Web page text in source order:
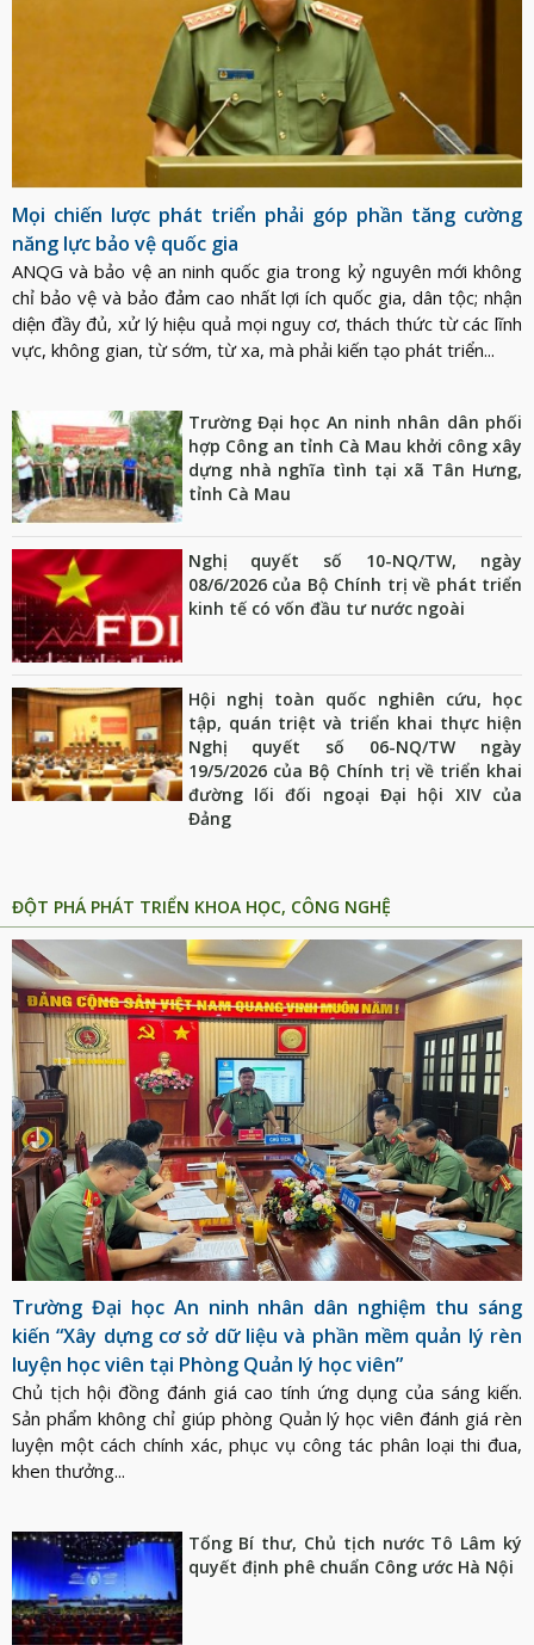
Mọi chiến lược phát triển phải góp phần tăng cường
năng lực bảo vệ quốc gia
ANQG và bảo vệ an ninh quốc gia trong kỷ nguyên mới không
chỉ bảo vệ và bảo đảm cao nhất lợi ích quốc gia, dân tộc; nhận
diện đầy đủ, xử lý hiệu quả mọi nguy cơ, thách thức từ các lĩnh
vực, không gian, từ sớm, từ xa, mà phải kiến tạo phát triển...
Trường Đại học An ninh nhân dân phối
hợp Công an tỉnh Cà Mau khởi công xây
dựng nhà nghĩa tình tại xã Tân Hưng,
tỉnh Cà Mau
Nghị quyết số 10-NQ/TW, ngày
08/6/2026 của Bộ Chính trị về phát triển
kinh tế có vốn đầu tư nước ngoài
Hội nghị toàn quốc nghiên cứu, học
tập, quán triệt và triển khai thực hiện
Nghị quyết số 06-NQ/TW ngày
19/5/2026 của Bộ Chính trị về triển khai
đường lối đối ngoại Đại hội XIV của
Đảng
ĐỘT PHÁ PHÁT TRIỂN KHOA HỌC, CÔNG NGHỆ
ĐỔI MỚI SÁNG TẠO VÀ CHUYỂN ĐỔI SỐ QUỐC GIA
Trường Đại học An ninh nhân dân nghiệm thu sáng
kiến “Xây dựng cơ sở dữ liệu và phần mềm quản lý rèn
luyện học viên tại Phòng Quản lý học viên”
Chủ tịch hội đồng đánh giá cao tính ứng dụng của sáng kiến.
Sản phẩm không chỉ giúp phòng Quản lý học viên đánh giá rèn
luyện một cách chính xác, phục vụ công tác phân loại thi đua,
khen thưởng...
Tổng Bí thư, Chủ tịch nước Tô Lâm ký
quyết định phê chuẩn Công ước Hà Nội